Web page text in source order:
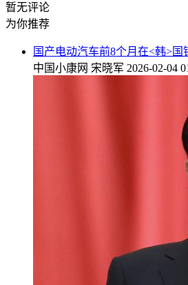
暂无评论
为你推荐
国产电动汽车前8个月在<韩>
中国小康网 宋晓军 2026-02-04